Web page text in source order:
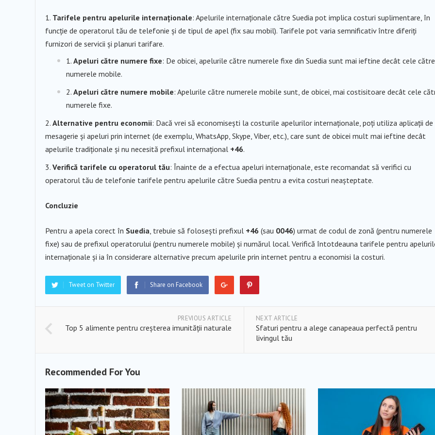
Tarifele pentru apelurile internaționale: Apelurile internaționale către Suedia pot implica costuri suplimentare, în
funcție de operatorul tău de telefonie și de tipul de apel (fix sau mobil). Tarifele pot varia semnificativ între diferiți
furnizori de servicii și planuri tarifare.
Apeluri către numere fixe: De obicei, apelurile către numerele fixe din Suedia sunt mai ieftine decât cele către
numerele mobile.
Apeluri către numere mobile: Apelurile către numerele mobile sunt, de obicei, mai costisitoare decât cele
numerele fixe.
Alternative pentru economii: Dacă vrei să economisești la costurile apelurilor internaționale, poți utiliza aplicații de
mesagerie și apeluri prin internet (de exemplu, WhatsApp, Skype, Viber, etc.), care sunt de obicei mult mai ieftine decât
apelurile tradiționale și nu necesită prefixul internațional +46.
Verifică tarifele cu operatorul tău: Înainte de a efectua apeluri internaționale, este recomandat să verifici cu
operatorul tău de telefonie tarifele pentru apelurile către Suedia pentru a evita costuri neașteptate.
Concluzie
Pentru a apela corect în Suedia, trebuie să folosești prefixul +46 (sau 0046) urmat de codul de zonă (pentru numerele
fixe) sau de prefixul operatorului (pentru numerele mobile) și numărul local. Verifică întotdeauna tarifele pentru
internaționale și ia în considerare alternative precum apelurile prin internet pentru a economisi la costuri.
Tweet on Twitter Share on Facebook
PREVIOUS ARTICLE
Top 5 alimente pentru creșterea imunității naturale
NEXT ARTICLE
Sfaturi pentru a alege canapeaua perfectă pentru
livingul tău
Recommended For You